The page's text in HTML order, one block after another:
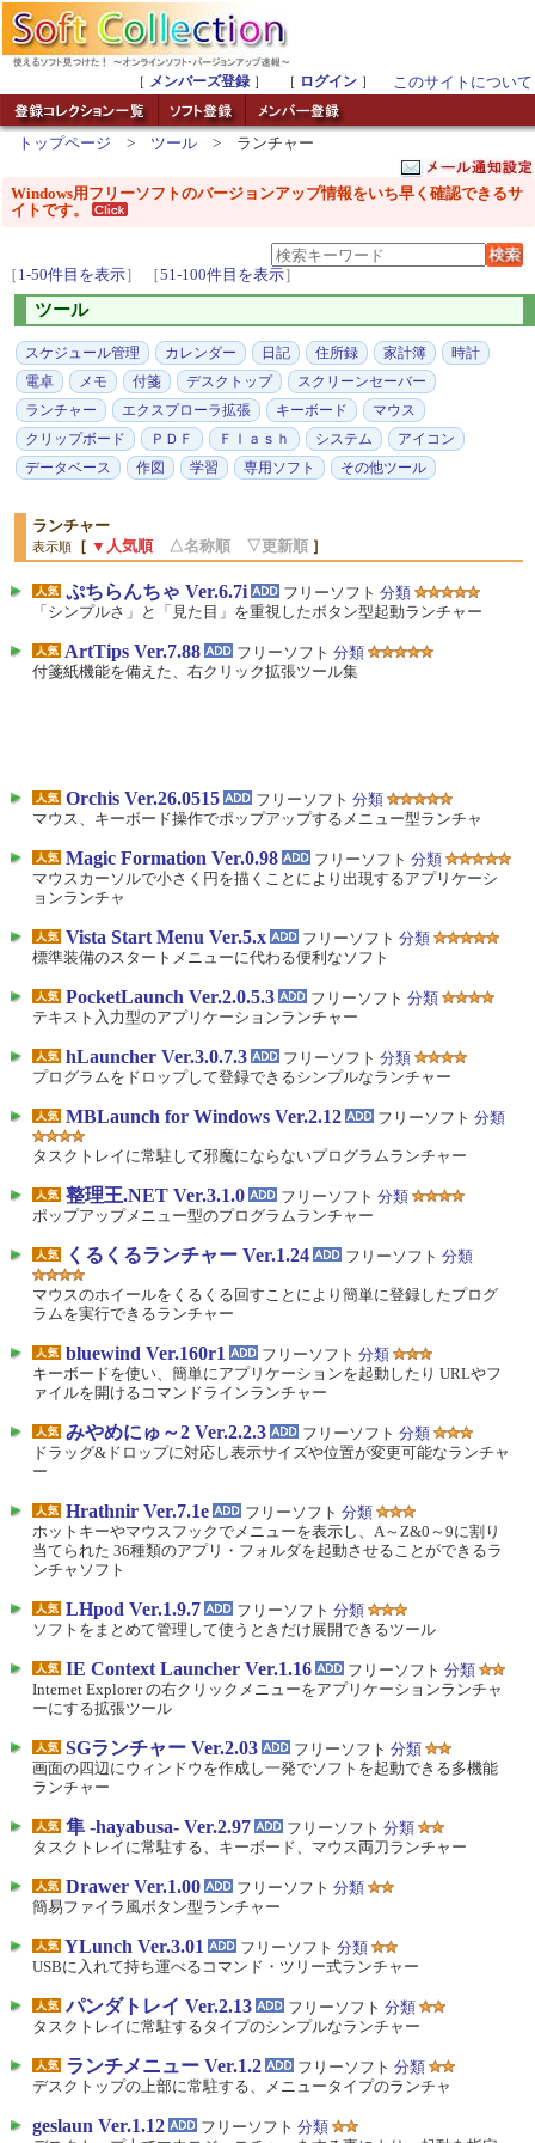
［ メンバーズ登録 ］ ［ ログイン ］ このサイトについて
トップページ > ツール > ランチャー
Windows用フリーソフトのバージョンアップ情報をいち早く確認できるサ
イトです。
［ 1-50件目を表示］ ［51-100件目を表示］
ツール
スケジュール管理 カレンダー 日記 住所録 家計簿
時計
電卓
メモ 付箋 デスクトップ
スクリーンセーバー
ランチャー
エクスプローラ拡張 キーボード
マウス
クリップボード
ＰＤＦ Ｆｌａｓｈ システム
アイコン
データベース
作図 学習 専用ソフト その他ツール
ランチャー
表示順 ［ ▼人気順 △名称順 ▽更新順 ］
ぷちらんちゃ Ver.6.7i フリーソフト 分類
「シンプルさ」と「見た目」を重視したボタン型起動ランチャー
ArtTips Ver.7.88 フリーソフト 分類
付箋紙機能を備えた、右クリック拡張ツール集
Orchis Ver.26.0515 フリーソフト 分類
マウス、キーボード操作でポップアップするメニュー型ランチャ
Magic Formation Ver.0.98 フリーソフト 分類
マウスカーソルで小さく円を描くことにより出現するアプリケーシ
ョンランチャ
Vista Start Menu Ver.5.x フリーソフト 分類
標準装備のスタートメニューに代わる便利なソフト
PocketLaunch Ver.2.0.5.3 フリーソフト 分類
テキスト入力型のアプリケーションランチャー
hLauncher Ver.3.0.7.3 フリーソフト 分類
プログラムをドロップして登録できるシンプルなランチャー
MBLaunch for Windows Ver.2.12 フリーソフト 分類
タスクトレイに常駐して邪魔にならないプログラムランチャー
整理王.NET Ver.3.1.0 フリーソフト 分類
ポップアップメニュー型のプログラムランチャー
くるくるランチャー Ver.1.24 フリーソフト 分類
マウスのホイールをくるくる回すことにより簡単に登録したプログ
ラムを実行できるランチャー
bluewind Ver.160r1 フリーソフト 分類
キーボードを使い、簡単にアプリケーションを起動したり URLやフ
ァイルを開けるコマンドラインランチャー
みやめにゅ～2 Ver.2.2.3 フリーソフト 分類
ドラッグ&ドロップに対応し表示サイズや位置が変更可能なランチャ
ー
Hrathnir Ver.7.1e フリーソフト 分類
ホットキーやマウスフックでメニューを表示し、A～Z&0～9に割り
当てられた 36種類のアプリ・フォルダを起動させることができるラ
ンチャソフト
LHpod Ver.1.9.7 フリーソフト 分類
ソフトをまとめて管理して使うときだけ展開できるツール
IE Context Launcher Ver.1.16 フリーソフト 分類
Internet Explorer の右クリックメニューをアプリケーションランチャ
ーにする拡張ツール
SGランチャー Ver.2.03 フリーソフト 分類
画面の四辺にウィンドウを作成し一発でソフトを起動できる多機能
ランチャー
隼 -hayabusa- Ver.2.97 フリーソフト 分類
タスクトレイに常駐する、キーボード、マウス両刀ランチャー
Drawer Ver.1.00 フリーソフト 分類
簡易ファイラ風ボタン型ランチャー
YLunch Ver.3.01 フリーソフト 分類
USBに入れて持ち運べるコマンド・ツリー式ランチャー
パンダトレイ Ver.2.13 フリーソフト 分類
タスクトレイに常駐するタイプのシンプルなランチャー
ランチメニュー Ver.1.2 フリーソフト 分類
デスクトップの上部に常駐する、メニュータイプのランチャ
geslaun Ver.1.12 フリーソフト 分類